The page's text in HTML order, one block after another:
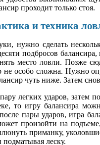
проходит только стоя.
и техника
нужно сделать
подбросов
место ловли. Позже
особо сложна. Нужно
чуть ниже. Затем
легких ударов, затем
то игру балансира
пары ударов, игра
произойти на
приманку,
подматывая леску.